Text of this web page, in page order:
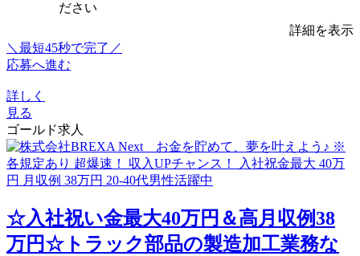
ださい
詳細を表示
＼最短45秒で完了／
応募へ進む
詳しく
見る
ゴールド求人
☆入社祝い金最大40万円＆高月収例38
万円☆トラック部品の製造加工業務な